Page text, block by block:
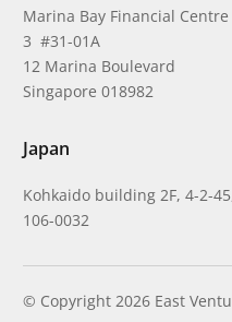
Marina Bay Financial
3 #31-01A
12 Marina Boulevard
Singapore 018982
Japan
Kohkaido building 2F, 4-2-
106-0032
© Copyright 2026 East